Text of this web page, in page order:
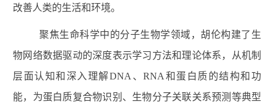
改善人类的生活和环境。
聚焦生命科学中的分子生物学领域，胡伦构建了生
物网络数据驱动的深度表示学习方法和理论体系，从机制
层面认知和深入理解DNA、RNA和蛋白质的结构和功
能，为蛋白质复合物识别、生物分子关联关系预测等典型